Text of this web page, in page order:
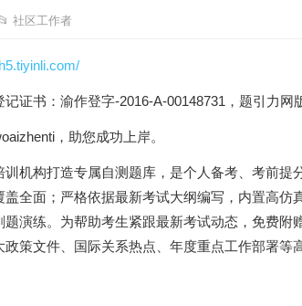
社区工作者
证书：渝作登字-2016-A-00148731，题引力网
，助您成功上岸。
机构打造专属自测题库，是个人备考、考前提
全面；严格依据最新考试大纲编写，内置高仿
演练。为帮助考生紧跟最新考试动态，免费附
策文件、国际关系热点、年度重点工作部署等